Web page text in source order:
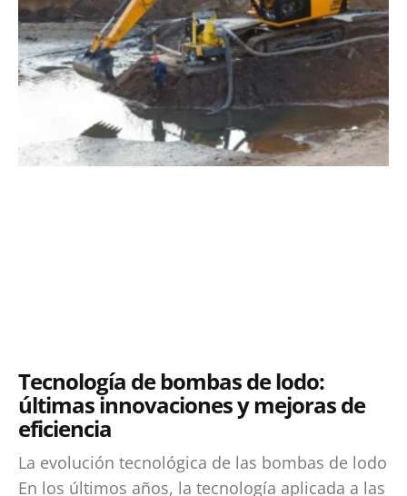
Tecnología de bombas de lodo:
últimas innovaciones y mejoras de
eficiencia
La evolución tecnológica de las bombas de lodo
En los últimos años, la tecnología aplicada a las